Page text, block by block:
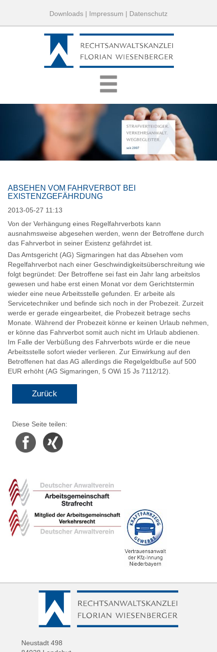
Downloads | Impressum | Datenschutz
ABSEHEN VOM FAHRVERBOT BEI
EXISTENZGEFÄHRDUNG
2013-05-27 11:13
Von der Verhängung eines Regelfahrverbots kann
ausnahmsweise abgesehen werden, wenn der Betroffene durch
das Fahrverbot in seiner Existenz gefährdet ist.
Das Amtsgericht (AG) Sigmaringen hat das Absehen vom
Regelfahrverbot nach einer Geschwindigkeitsüberschreitung wie
folgt begründet: Der Betroffene sei fast ein Jahr lang arbeitslos
gewesen und habe erst einen Monat vor dem Gerichtstermin
wieder eine neue Arbeitsstelle gefunden. Er arbeite als
Servicetechniker und befinde sich noch in der Probezeit. Zurzeit
werde er gerade eingearbeitet, die Probezeit betrage sechs
Monate. Während der Probezeit könne er keinen Urlaub nehmen,
er könne das Fahrverbot somit auch nicht im Urlaub abdienen.
Im Falle der Verbüßung des Fahrverbots würde er die neue
Arbeitsstelle sofort wieder verlieren. Zur Einwirkung auf den
Betroffenen hat das AG allerdings die Regelgeldbuße auf 500
EUR erhöht (AG Sigmaringen, 5 OWi 15 Js 7112/12).
Zurück
Diese Seite teilen:
Facebook Xing
Neustadt 498